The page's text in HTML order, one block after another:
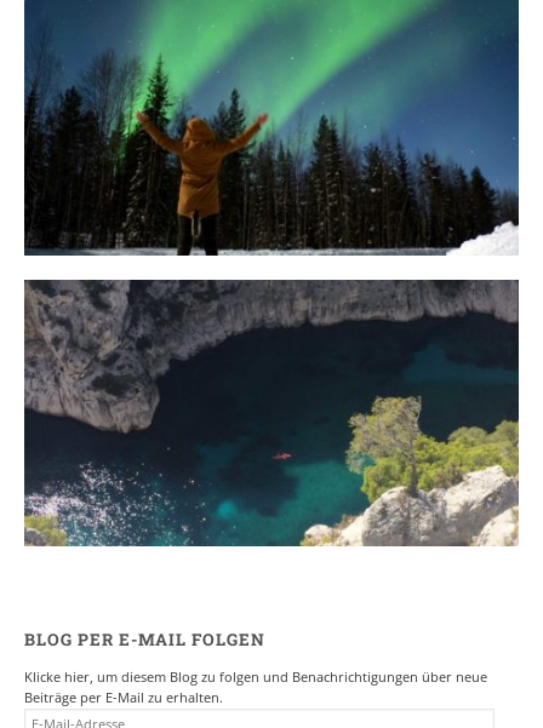
10 Tipps für eine erfolgreiche Jagd
auf Nordlichter
31. JANUAR 2018
Ein Campervan Roadtrip durch die
BLOG PER E-MAIL FOLGEN
Klicke hier, um diesem Blog zu folgen und Benachrichtigungen über neue
Beiträge per E-Mail zu erhalten.
E-